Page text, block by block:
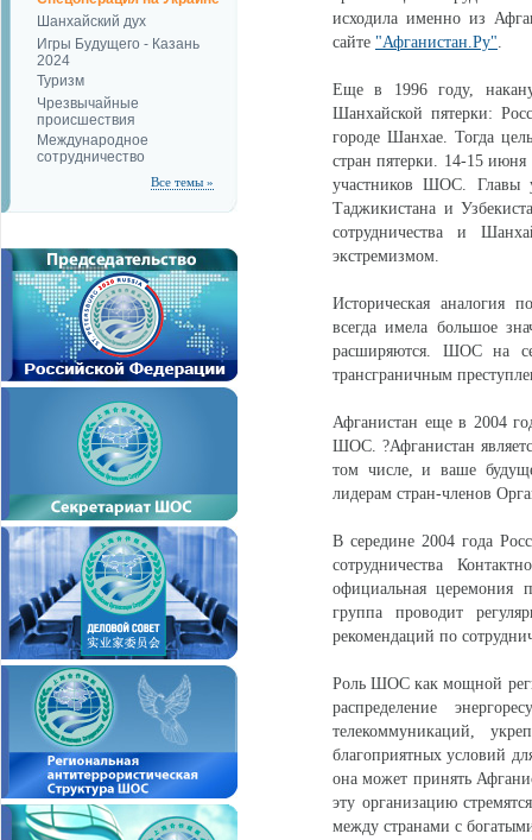
Шанхайский дух
Игры Будущего - Казань
2024
Туризм
Чрезвычайные
происшествия
Международное
сотрудничество
Все темы »
исходила именно из
сайте "Афганистан.Ру".
Еще в 1996 году,
Шанхайской пятерки:
городе Шанхае. Тогда
стран пятерки. 14-15 июня
участников ШОС. Главы
Таджикистана и
сотрудничества и
экстремизмом.
Историческая аналогия
всегда имела большое
расширяются. ШОС на
трансграничным
Афганистан еще в 2004
ШОС. ?Афганистан
том числе, и ваше
лидерам стран-членов
В середине 2004 года
сотрудничества
официальная церемония
группа проводит
рекомендаций по
Роль ШОС как мощной
распределение
телекоммуникаций,
благоприятных условий
она может принять
эту организацию
между странами с